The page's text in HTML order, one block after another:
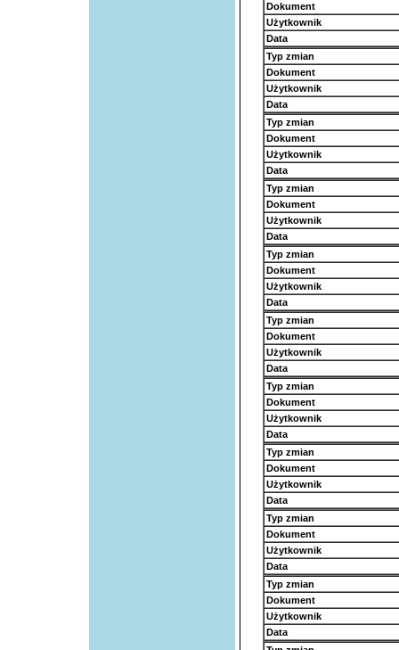
Dokument
Użytkownik
Data
Typ zmian
Dokument
Użytkownik
Data
Typ zmian
Dokument
Użytkownik
Data
Typ zmian
Dokument
Użytkownik
Data
Typ zmian
Dokument
Użytkownik
Data
Typ zmian
Dokument
Użytkownik
Data
Typ zmian
Dokument
Użytkownik
Data
Typ zmian
Dokument
Użytkownik
Data
Typ zmian
Dokument
Użytkownik
Data
Typ zmian
Dokument
Użytkownik
Data